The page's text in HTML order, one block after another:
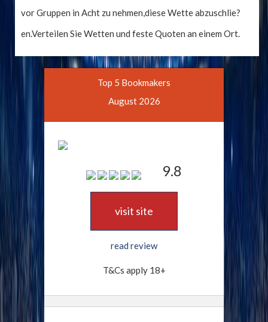
vor Gruppen in Acht zu nehmen,diese Wette abzuschlie?
en.Verteilen Sie Wetten und feste Quoten an einem Ort.
Top 5 Bookmakers
August 2026
9.8
visit site
read review
T&Cs apply 18+